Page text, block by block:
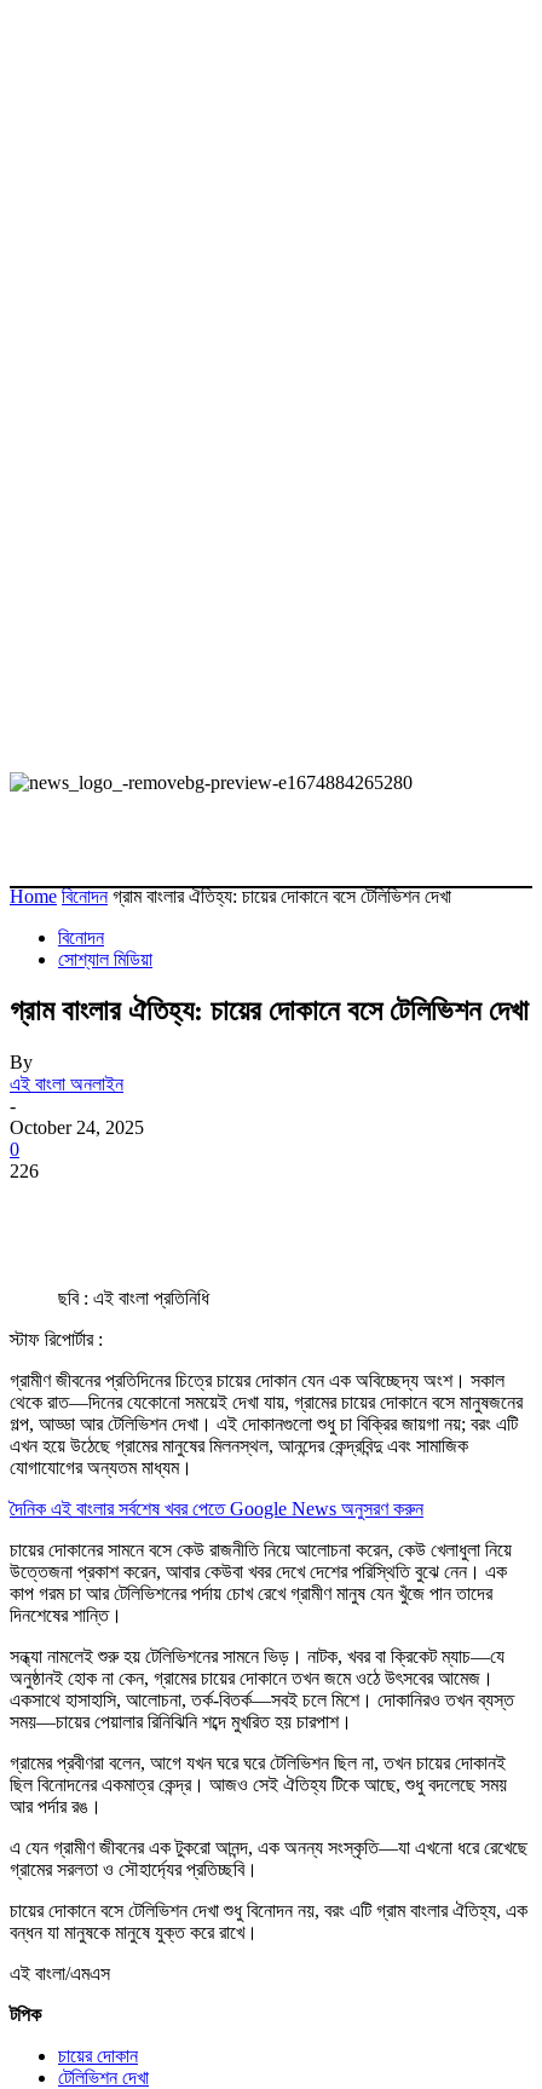
Home বিনোদন গ্রাম বাংলার ঐতিহ্য: চায়ের দোকানে বসে টেলিভিশন দেখা
বিনোদন
সোশ্যাল মিডিয়া
গ্রাম বাংলার ঐতিহ্য: চায়ের দোকানে বসে টেলিভিশন দেখা
By
এই বাংলা অনলাইন
-
October 24, 2025
0
226
ছবি : এই বাংলা প্রতিনিধি
স্টাফ রিপোর্টার :
গ্রামীণ জীবনের প্রতিদিনের চিত্রে চায়ের দোকান যেন এক অবিচ্ছেদ্য অংশ। সকাল
থেকে রাত—দিনের যেকোনো সময়েই দেখা যায়, গ্রামের চায়ের দোকানে বসে মানুষজনের
গল্প, আড্ডা আর টেলিভিশন দেখা। এই দোকানগুলো শুধু চা বিক্রির জায়গা নয়; বরং এটি
এখন হয়ে উঠেছে গ্রামের মানুষের মিলনস্থল, আনন্দের কেন্দ্রবিন্দু এবং সামাজিক
যোগাযোগের অন্যতম মাধ্যম।
দৈনিক এই বাংলার সর্বশেষ খবর পেতে Google News অনুসরণ করুন
চায়ের দোকানের সামনে বসে কেউ রাজনীতি নিয়ে আলোচনা করেন, কেউ খেলাধুলা নিয়ে
উত্তেজনা প্রকাশ করেন, আবার কেউবা খবর দেখে দেশের পরিস্থিতি বুঝে নেন। এক
কাপ গরম চা আর টেলিভিশনের পর্দায় চোখ রেখে গ্রামীণ মানুষ যেন খুঁজে পান তাদের
দিনশেষের শান্তি।
সন্ধ্যা নামলেই শুরু হয় টেলিভিশনের সামনে ভিড়। নাটক, খবর বা ক্রিকেট ম্যাচ—যে
অনুষ্ঠানই হোক না কেন, গ্রামের চায়ের দোকানে তখন জমে ওঠে উৎসবের আমেজ।
একসাথে হাসাহাসি, আলোচনা, তর্ক-বিতর্ক—সবই চলে মিশে। দোকানিরও তখন ব্যস্ত
সময়—চায়ের পেয়ালার রিনিঝিনি শব্দে মুখরিত হয় চারপাশ।
গ্রামের প্রবীণরা বলেন, আগে যখন ঘরে ঘরে টেলিভিশন ছিল না, তখন চায়ের দোকানই
ছিল বিনোদনের একমাত্র কেন্দ্র। আজও সেই ঐতিহ্য টিকে আছে, শুধু বদলেছে সময়
আর পর্দার রঙ।
এ যেন গ্রামীণ জীবনের এক টুকরো আনন্দ, এক অনন্য সংস্কৃতি—যা এখনো ধরে রেখেছে
গ্রামের সরলতা ও সৌহার্দ্যের প্রতিচ্ছবি।
চায়ের দোকানে বসে টেলিভিশন দেখা শুধু বিনোদন নয়, বরং এটি গ্রাম বাংলার ঐতিহ্য, এক
বন্ধন যা মানুষকে মানুষে যুক্ত করে রাখে।
এই বাংলা/এমএস
টপিক
চায়ের দোকান
টেলিভিশন দেখা